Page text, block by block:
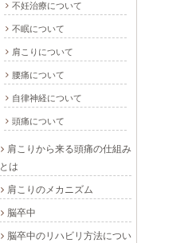
不妊治療について
不眠について
肩こりについて
腰痛について
自律神経について
頭痛について
肩こりから来る頭痛の仕組み
とは
肩こりのメカニズム
脳卒中
脳卒中のリハビリ方法につい